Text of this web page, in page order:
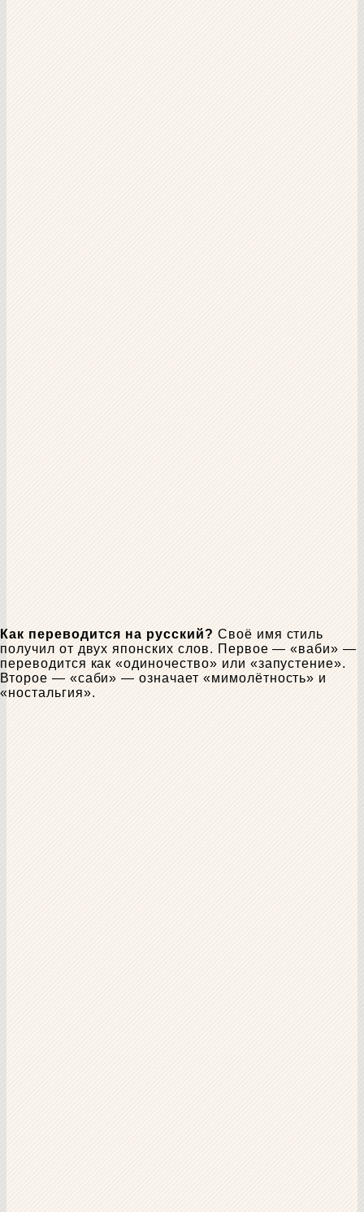
Как переводится на русский? Своё имя стиль
получил от двух японских слов. Первое — «ваби» —
переводится как «одиночество» или «запустение».
Второе — «саби» — означает «мимолётность» и
«ностальгия».